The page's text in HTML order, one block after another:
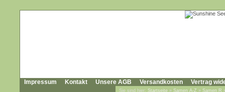
Impressum Kontakt Unsere AGB Versandkosten Vertrag
Sie sind hier: Startseite » Samen A-Z » Samen R